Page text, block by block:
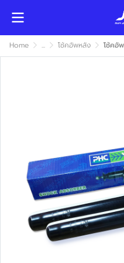
Home ... โช้คอัพหลัง โช้คอัพ หลัง